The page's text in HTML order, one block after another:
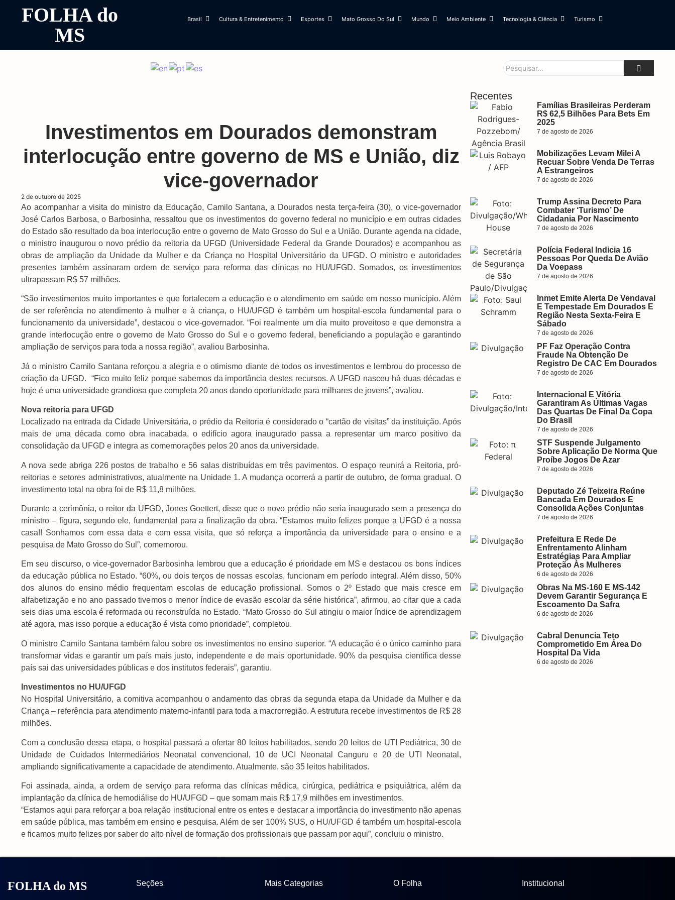
FOLHA do
MS
Brasil Cultura & Entretenimento Esportes Mato Grosso Do Sul Mundo Meio Ambiente Tecnologia & Ciência Turismo
Investimentos em Dourados demonstram
interlocução entre governo de MS e União, diz
vice-governador
2 de outubro de 2025
Ao acompanhar a visita do ministro da Educação, Camilo Santana, a Dourados nesta terça-feira (30), o vice-governador
José Carlos Barbosa, o Barbosinha, ressaltou que os investimentos do governo federal no município e em outras cidades
do Estado são resultado da boa interlocução entre o governo de Mato Grosso do Sul e a União. Durante agenda na cidade,
o ministro inaugurou o novo prédio da reitoria da UFGD (Universidade Federal da Grande Dourados) e acompanhou as
obras de ampliação da Unidade da Mulher e da Criança no Hospital Universitário da UFGD. O ministro e autoridades
presentes também assinaram ordem de serviço para reforma das clínicas no HU/UFGD. Somados, os investimentos
ultrapassam R$ 57 milhões.
“São investimentos muito importantes e que fortalecem a educação e o atendimento em saúde em nosso município. Além
de ser referência no atendimento à mulher e à criança, o HU/UFGD é também um hospital-escola fundamental para o
funcionamento da universidade”, destacou o vice-governador. “Foi realmente um dia muito proveitoso e que demonstra a
grande interlocução entre o governo de Mato Grosso do Sul e o governo federal, beneficiando a população e garantindo
ampliação de serviços para toda a nossa região”, avaliou Barbosinha.
Já o ministro Camilo Santana reforçou a alegria e o otimismo diante de todos os investimentos e lembrou do processo de
criação da UFGD. “Fico muito feliz porque sabemos da importância destes recursos. A UFGD nasceu há duas décadas e
hoje é uma universidade grandiosa que completa 20 anos dando oportunidade para milhares de jovens”, avaliou.
Nova reitoria para UFGD
Localizado na entrada da Cidade Universitária, o prédio da Reitoria é considerado o “cartão de visitas” da instituição. Após
mais de uma década como obra inacabada, o edifício agora inaugurado passa a representar um marco positivo da
consolidação da UFGD e integra as comemorações pelos 20 anos da universidade.
A nova sede abriga 226 postos de trabalho e 56 salas distribuídas em três pavimentos. O espaço reunirá a Reitoria, pró-
reitorias e setores administrativos, atualmente na Unidade 1. A mudança ocorrerá a partir de outubro, de forma gradual. O
investimento total na obra foi de R$ 11,8 milhões.
Durante a cerimônia, o reitor da UFGD, Jones Goettert, disse que o novo prédio não seria inaugurado sem a presença do
ministro – figura, segundo ele, fundamental para a finalização da obra. “Estamos muito felizes porque a UFGD é a nossa
casa!! Sonhamos com essa data e com essa visita, que só reforça a importância da universidade para o ensino e a
pesquisa de Mato Grosso do Sul”, comemorou.
Em seu discurso, o vice-governador Barbosinha lembrou que a educação é prioridade em MS e destacou os bons índices
da educação pública no Estado. “60%, ou dois terços de nossas escolas, funcionam em período integral. Além disso, 50%
dos alunos do ensino médio frequentam escolas de educação profissional. Somos o 2º Estado que mais cresce em
alfabetização e no ano passado tivemos o menor índice de evasão escolar da série histórica”, afirmou, ao citar que a cada
seis dias uma escola é reformada ou reconstruída no Estado. “Mato Grosso do Sul atingiu o maior índice de aprendizagem
até agora, mas isso porque a educação é vista como prioridade”, completou.
O ministro Camilo Santana também falou sobre os investimentos no ensino superior. “A educação é o único caminho para
transformar vidas e garantir um país mais justo, independente e de mais oportunidade. 90% da pesquisa científica desse
país sai das universidades públicas e dos institutos federais”, garantiu.
Investimentos no HU/UFGD
No Hospital Universitário, a comitiva acompanhou o andamento das obras da segunda etapa da Unidade da Mulher e da
Criança – referência para atendimento materno-infantil para toda a macrorregião. A estrutura recebe investimentos de R$ 28
milhões.
Com a conclusão dessa etapa, o hospital passará a ofertar 80 leitos habilitados, sendo 20 leitos de UTI Pediátrica, 30 de
Unidade de Cuidados Intermediários Neonatal convencional, 10 de UCI Neonatal Canguru e 20 de UTI Neonatal,
ampliando significativamente a capacidade de atendimento. Atualmente, são 35 leitos habilitados.
Foi assinada, ainda, a ordem de serviço para reforma das clínicas médica, cirúrgica, pediátrica e psiquiátrica, além da
implantação da clínica de hemodiálise do HU/UFGD – que somam mais R$ 17,9 milhões em investimentos.
“Estamos aqui para reforçar a boa relação institucional entre os entes e destacar a importância do investimento não apenas
em saúde pública, mas também em ensino e pesquisa. Além de ser 100% SUS, o HU/UFGD é também um hospital-escola
e ficamos muito felizes por saber do alto nível de formação dos profissionais que passam por aqui”, concluiu o ministro.
Recentes
Famílias Brasileiras Perderam
R$ 62,5 Bilhões Para Bets Em
2025
7 de agosto de 2026
Mobilizações Levam Milei A
Recuar Sobre Venda De Terras
A Estrangeiros
7 de agosto de 2026
Trump Assina Decreto Para
Combater ‘turismo’ De
Cidadania Por Nascimento
7 de agosto de 2026
Polícia Federal Indicia 16
Pessoas Por Queda De Avião
Da Voepass
7 de agosto de 2026
Inmet Emite Alerta De Vendaval
E Tempestade Em Dourados E
Região Nesta Sexta-Feira E
Sábado
7 de agosto de 2026
PF Faz Operação Contra
Fraude Na Obtenção De
Registro De CAC Em Dourados
7 de agosto de 2026
Internacional E Vitória
Garantiram As Últimas Vagas
Das Quartas De Final Da Copa
Do Brasil
7 de agosto de 2026
STF Suspende Julgamento
Sobre Aplicação De Norma Que
Proíbe Jogos De Azar
7 de agosto de 2026
Deputado Zé Teixeira Reúne
Bancada Em Dourados E
Consolida Ações Conjuntas
7 de agosto de 2026
Prefeitura E Rede De
Enfrentamento Alinham
Estratégias Para Ampliar
Proteção Às Mulheres
6 de agosto de 2026
Obras Na MS-160 E MS-142
Devem Garantir Segurança E
Escoamento Da Safra
6 de agosto de 2026
Cabral Denuncia Teto
Comprometido Em Área Do
Hospital Da Vida
6 de agosto de 2026
FOLHA do MS Seções Mais Categorias O Folha Institucional